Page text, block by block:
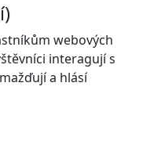
webových
interagují s
a hlásí